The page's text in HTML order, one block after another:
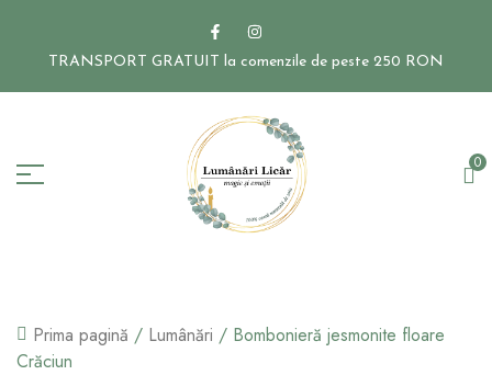
TRANSPORT GRATUIT la comenzile de peste 250 RON
0
Prima pagină / Lumânări / Bombonieră jesmonite floare
Crăciun